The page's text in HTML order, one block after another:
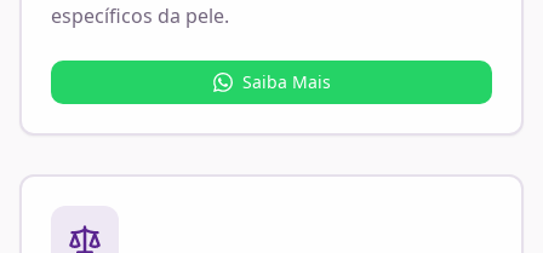
específicos da pele.
Saiba Mais